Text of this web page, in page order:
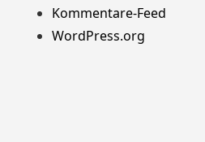
Kommentare-Feed
WordPress.org